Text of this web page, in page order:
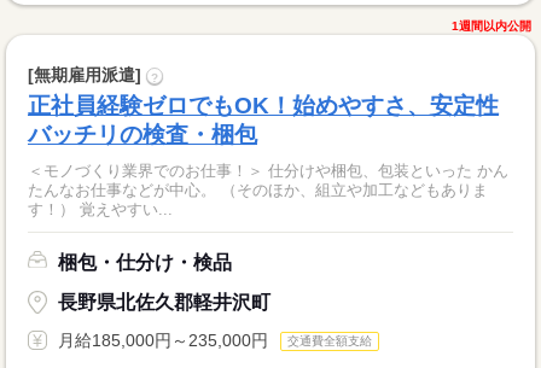
1週間以内公開
[無期雇用派遣] ?
正社員経験ゼロでもOK！始めやすさ、安定性
バッチリの検査・梱包
＜モノづくり業界でのお仕事！＞ 仕分けや梱包、包装といった かん
たんなお仕事などが中心。 （そのほか、組立や加工などもありま
す！） 覚えやすい...
梱包・仕分け・検品
長野県北佐久郡軽井沢町
月給185,000円～235,000円 交通費全額支給